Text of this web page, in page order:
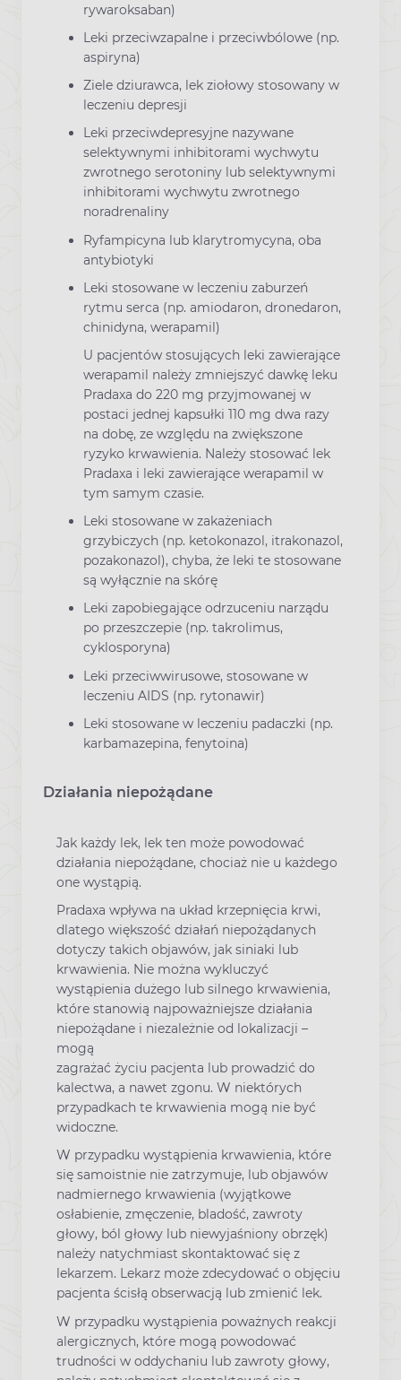
rywaroksaban)
Leki przeciwzapalne i przeciwbólowe (np.
aspiryna)
Ziele dziurawca, lek ziołowy stosowany w
leczeniu depresji
Leki przeciwdepresyjne nazywane
selektywnymi inhibitorami wychwytu
zwrotnego serotoniny lub selektywnymi
inhibitorami wychwytu zwrotnego
noradrenaliny
Ryfampicyna lub klarytromycyna, oba
antybiotyki
Leki stosowane w leczeniu zaburzeń
rytmu serca (np. amiodaron, dronedaron,
chinidyna, werapamil)
U pacjentów stosujących leki zawierające
werapamil należy zmniejszyć dawkę leku
Pradaxa do 220 mg przyjmowanej w
postaci jednej kapsułki 110 mg dwa razy
na dobę, ze względu na zwiększone
ryzyko krwawienia. Należy stosować lek
Pradaxa i leki zawierające werapamil w
tym samym czasie.
Leki stosowane w zakażeniach
grzybiczych (np. ketokonazol, itrakonazol,
pozakonazol), chyba, że leki te stosowane
są wyłącznie na skórę
Leki zapobiegające odrzuceniu narządu
po przeszczepie (np. takrolimus,
cyklosporyna)
Leki przeciwwirusowe, stosowane w
leczeniu AIDS (np. rytonawir)
Leki stosowane w leczeniu padaczki (np.
karbamazepina, fenytoina)
Działania niepożądane
Jak każdy lek, lek ten może powodować
działania niepożądane, chociaż nie u każdego
one wystąpią.
Pradaxa wpływa na układ krzepnięcia krwi,
dlatego większość działań niepożądanych
dotyczy takich objawów, jak siniaki lub
krwawienia. Nie można wykluczyć
wystąpienia dużego lub silnego krwawienia,
które stanowią najpoważniejsze działania
niepożądane i niezależnie od lokalizacji –
mogą
zagrażać życiu pacjenta lub prowadzić do
kalectwa, a nawet zgonu. W niektórych
przypadkach te krwawienia mogą nie być
widoczne.
W przypadku wystąpienia krwawienia, które
się samoistnie nie zatrzymuje, lub objawów
nadmiernego krwawienia (wyjątkowe
osłabienie, zmęczenie, bladość, zawroty
głowy, ból głowy lub niewyjaśniony obrzęk)
należy natychmiast skontaktować się z
lekarzem. Lekarz może zdecydować o objęciu
pacjenta ścisłą obserwacją lub zmienić lek.
W przypadku wystąpienia poważnych reakcji
alergicznych, które mogą powodować
trudności w oddychaniu lub zawroty głowy,